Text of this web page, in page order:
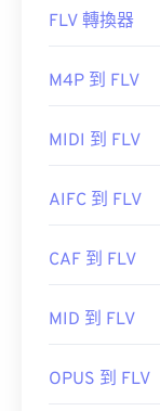
如何開啟
如Animate
Cloud
由於 FLV 基
FLV 轉換器
M4P 到 FLV
MIDI 到 FLV
AIFC 到 FLV
CAF 到 FLV
MID 到 FLV
OPUS 到 FLV